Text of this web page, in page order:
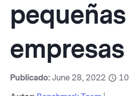
pequeñas
empresas
Publicado: June 28, 2022 10